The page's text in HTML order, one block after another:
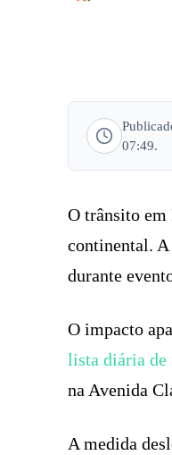
07:49.
O trânsito em
continental.
durante
O impacto
lista diária de
na Avenida
A medida